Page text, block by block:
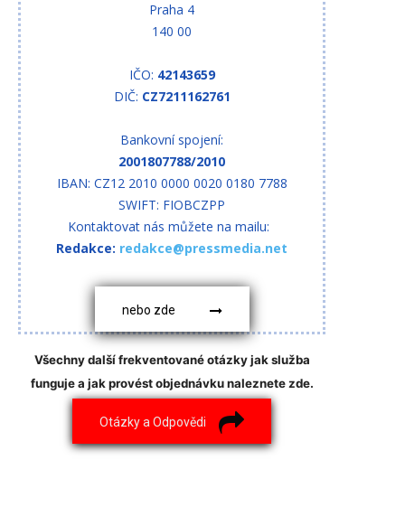
Praha 4
140 00
IČO: 42143659
DIČ: CZ7211162761
Bankovní spojení:
2001807788/2010
IBAN: CZ12 2010 0000 0020 0180 7788
SWIFT: FIOBCZPP
Kontaktovat nás můžete na mailu:
Redakce: redakce@pressmedia.net
nebo zde
Všechny další frekventované otázky jak služba
funguje a jak provést objednávku naleznete zde.
Otázky a Odpovědi